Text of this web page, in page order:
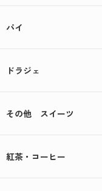
パイ
ドラジェ
その他 スイーツ
紅茶・コーヒー